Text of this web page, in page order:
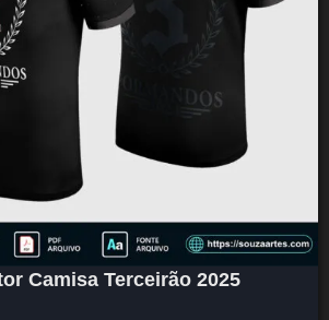
Camisa Terceirão 2025